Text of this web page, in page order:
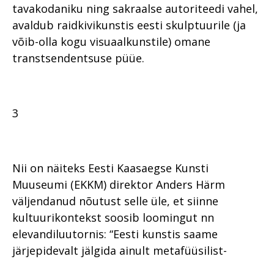
tavakodaniku ning sakraalse autoriteedi vahel,
avaldub raidkivikunstis eesti skulptuurile (ja
võib-olla kogu visuaalkunstile) omane
transtsendentsuse püüe.
3
Nii on näiteks Eesti Kaasaegse Kunsti
Muuseumi (EKKM) direktor Anders Härm
väljendanud nõutust selle üle, et siinne
kultuurikontekst soosib loomingut nn
elevandiluutornis: “Eesti kunstis saame
järjepidevalt jälgida ainult metafüüsilist-